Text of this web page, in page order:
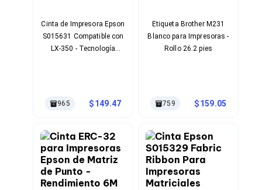
Adaptadores Video VGA / HD15
Repetidores USB
Adaptadores Audio
Adaptadores Audio AUX
Mousepads
Controles de Juego para PC
Servidores
Accesorios para Servidores
Racks y Gabinetes
Charolas para Racks y Gabinetes
Cinta de Impresora Epson
S015631 Compatible con
LX-350 - Tecnología
965 149.47
Etiqueta Brother M231
Blanco para Impresoras -
Rollo 26.2 pies
759 159.05